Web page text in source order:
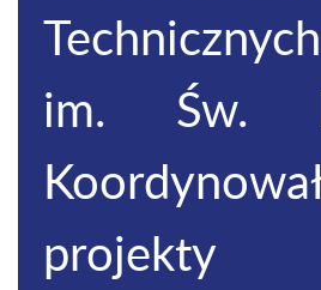
im. Św.
projekty